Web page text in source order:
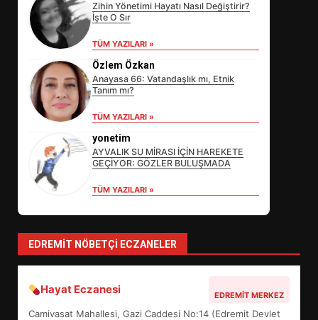
Zihin Yönetimi Hayatı Nasıl Değiştirir?
İşte O Sır
TÜM YAZILARI »
Özlem Özkan
Anayasa 66: Vatandaşlık mı, Etnik
Tanım mı?
TÜM YAZILARI »
yonetim
AYVALIK SU MİRASI İÇİN HAREKETE
GEÇİYOR: GÖZLER BULUŞMADA
TÜM YAZILARI »
EDREMIT NÖBETÇI ECZANELER
Hayat Eczanesi EDREMIT MERKEZ
Camivasat Mahallesi, Gazi Caddesi No:14 (Edremit Devlet
SÜRDÜRÜLEBİLİRLİKTE NE
DEĞİŞECEK?
4
BALIKESİR MÜZELERİNDE SÜRE
UZATILDI: NE DEĞİŞTİ?